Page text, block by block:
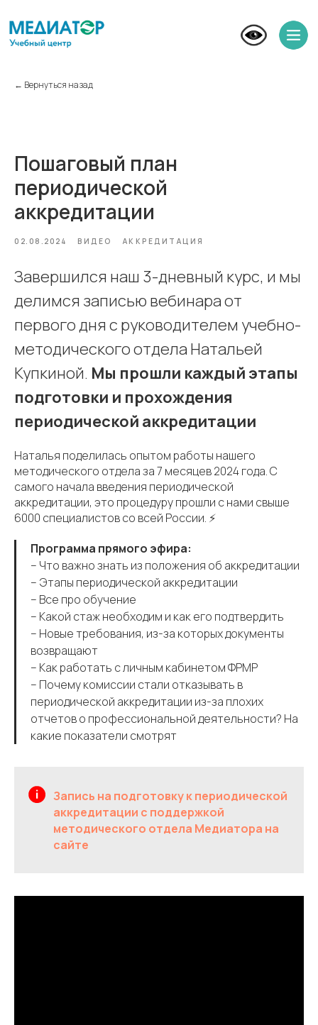
← Вернуться назад
Пошаговый план
периодической
аккредитации
02.08.2024 ВИДЕО АККРЕДИТАЦИЯ
Завершился наш 3-дневный курс, и мы
делимся записью вебинара от
первого дня с руководителем учебно-
методического отдела Натальей
Купкиной. Мы прошли каждый этапы
подготовки и прохождения
периодической аккредитации
Наталья поделилась опытом работы нашего
методического отдела за 7 месяцев 2024 года. С
самого начала введения периодической
аккредитации, это процедуру прошли с нами свыше
6000 специалистов со всей России. ⚡️
Программа прямого эфира:
– Что важно знать из положения об аккредитации
– Этапы периодической аккредитации
– Все про обучение
– Какой стаж необходим и как его подтвердить
– Новые требования, из-за которых документы
возвращают
– Как работать с личным кабинетом ФРМР
– Почему комиссии стали отказывать в
периодической аккредитации из-за плохих
отчетов о профессиональной деятельности? На
какие показатели смотрят
Запись на подготовку к периодической
аккредитации с поддержкой
методического отдела Медиатора на
сайте